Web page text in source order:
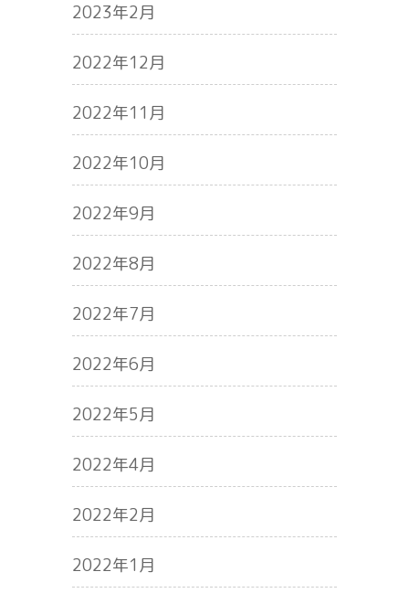
2023年2月
2022年12月
2022年11月
2022年10月
2022年9月
2022年8月
2022年7月
2022年6月
2022年5月
2022年4月
2022年2月
2022年1月